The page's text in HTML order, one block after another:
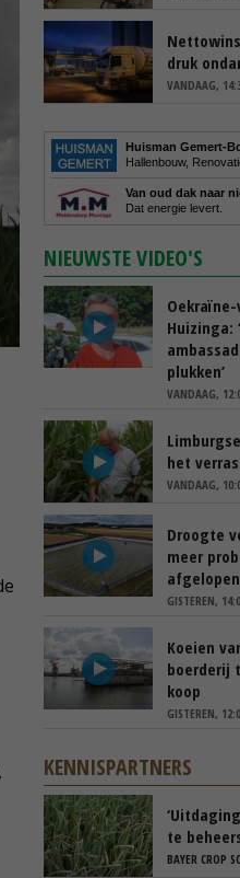
druk
VANDAAG,
Huisman Gemert-
Hallenbouw,
Van oud dak naar
Dat energie levert.
NIEUWSTE VIDEO'S
Huizinga:
plukken’
VANDAAG,
het
VANDAAG,
Droogte
meer
GISTEREN,
Koeien
boerderij
koop
GISTEREN,
KENNISPARTNERS
te
groter’
BAYER CROP